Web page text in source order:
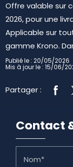
Offre valable sur
2026, pour une
Applicable sur
gamme Krono.
Publié le : 20/05/2026
Mis à jour le : 15/06/
Partager :
Contact
Nom*